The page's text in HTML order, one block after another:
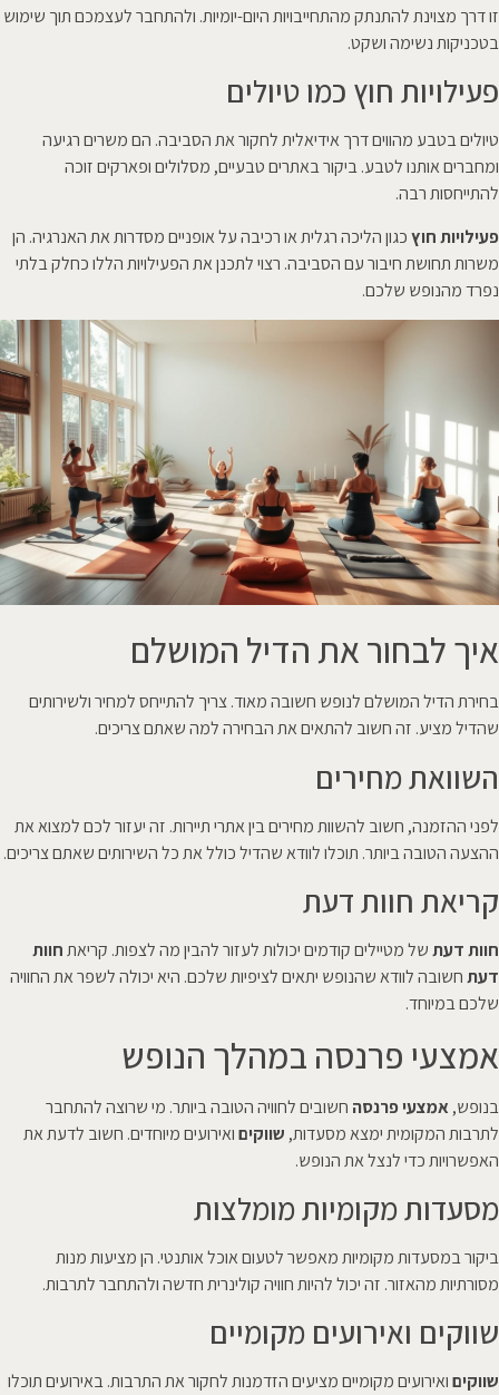
זו דרך מצוינת להתנתק מהתחייבויות היום-יומיות. ולהתחבר לעצמכם תוך שימוש
בטכניקות נשימה ושקט.
פעילויות חוץ כמו טיולים
טיולים בטבע מהווים דרך אידיאלית לחקור את הסביבה. הם משרים רגיעה
ומחברים אותנו לטבע. ביקור באתרים טבעיים, מסלולים ופארקים זוכה
להתייחסות רבה.
פעילויות חוץכגון הליכה רגלית או רכיבה על אופניים מסדרות את האנרגיה. הן
משרות תחושת חיבור עם הסביבה. רצוי לתכנן את הפעילויות הללו כחלק בלתי
נפרד מהנופש שלכם.
איך לבחור את הדיל המושלם
בחירת הדיל המושלם לנופש חשובה מאוד. צריך להתייחס למחיר ולשירותים
שהדיל מציע. זה חשוב להתאים את הבחירה למה שאתם צריכים.
השוואת מחירים
לפני ההזמנה, חשוב להשוות מחירים בין אתרי תיירות. זה יעזור לכם למצוא את
ההצעה הטובה ביותר. תוכלו לוודא שהדיל כולל את כל השירותים שאתם צריכים.
קריאת חוות דעת
חוות דעתשל מטיילים קודמים יכולות לעזור להבין מה לצפות. קריאתחוות
דעתחשובה לוודא שהנופש יתאים לציפיות שלכם. היא יכולה לשפר את החוויה
שלכם במיוחד.
אמצעי פרנסה במהלך הנופש
בנופש, אמצעי פרנסה חשובים לחוויה הטובה ביותר. מי שרוצה להתחבר
לתרבות המקומית ימצא מסעדות, שווקיםואירועים מיוחדים. חשוב לדעת את
האפשרויות כדי לנצל את הנופש.
מסעדות מקומיות מומלצות
ביקור במסעדות מקומיות מאפשר לטעום אוכל אותנטי. הן מציעות מנות
מסורתיות מהאזור. זה יכול להיות חוויה קולינרית חדשה ולהתחבר לתרבות.
שווקים ואירועים מקומיים
שווקיםואירועים מקומיים מציעים הזדמנות לחקור את התרבות. באירועים תוכלו